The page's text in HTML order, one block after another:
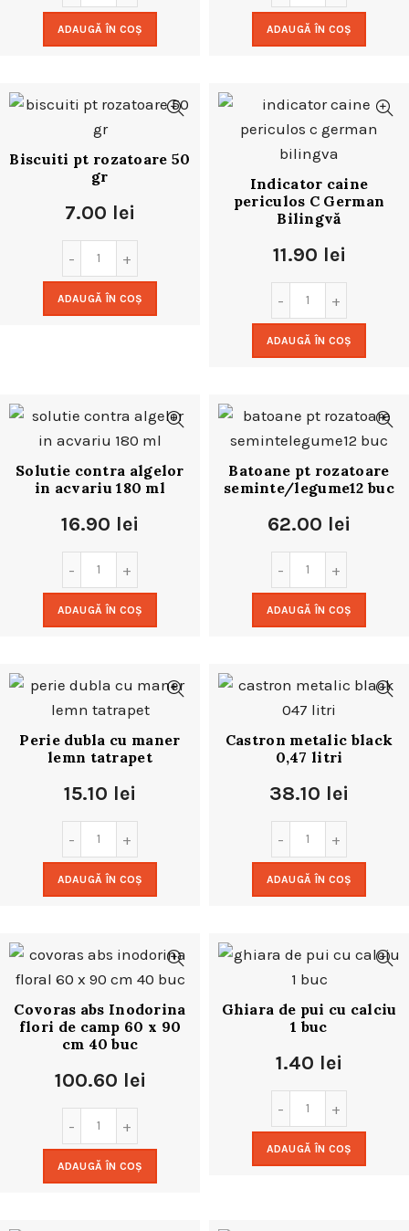
ADAUGĂ ÎN COȘ ADAUGĂ ÎN COȘ
Biscuiti pt rozatoare 50
gr
7.00 lei
ADAUGĂ ÎN COȘ
Indicator caine
periculos C German
Bilingvă
11.90 lei
ADAUGĂ ÎN COȘ
Solutie contra algelor
in acvariu 180 ml
16.90 lei
ADAUGĂ ÎN COȘ
Batoane pt rozatoare
seminte/legume12 buc
62.00 lei
ADAUGĂ ÎN COȘ
Perie dubla cu maner
lemn tatrapet
15.10 lei
ADAUGĂ ÎN COȘ
Castron metalic black
0,47 litri
38.10 lei
ADAUGĂ ÎN COȘ
Covoras abs Inodorina
flori de camp 60 x 90
cm 40 buc
100.60 lei
ADAUGĂ ÎN COȘ
Ghiara de pui cu calciu
1 buc
1.40 lei
ADAUGĂ ÎN COȘ